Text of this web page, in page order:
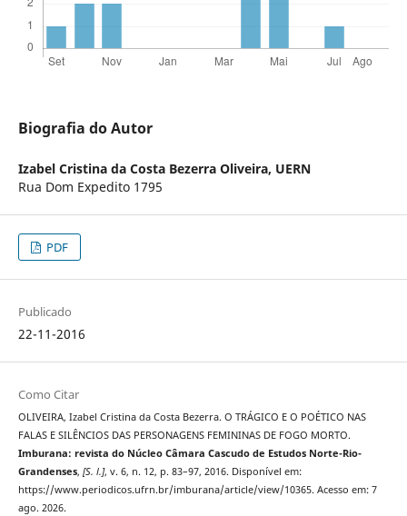
Biografia do Autor
Izabel Cristina da Costa Bezerra Oliveira, UERN
Rua Dom Expedito 1795
PDF
Publicado
22-11-2016
Como Citar
OLIVEIRA, Izabel Cristina da Costa Bezerra. O TRÁGICO E O POÉTICO NAS
FALAS E SILÊNCIOS DAS PERSONAGENS FEMININAS DE FOGO MORTO.
Imburana: revista do Núcleo Câmara Cascudo de Estudos Norte-Rio-
Grandenses, [S. l.], v. 6, n. 12, p. 83–97, 2016. Disponível em:
https://www.periodicos.ufrn.br/imburana/article/view/10365. Acesso em: 7
ago. 2026.